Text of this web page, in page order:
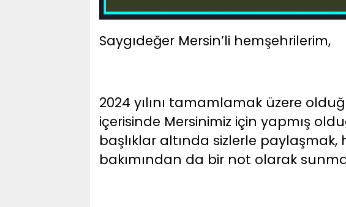
Saygıdeğer Mersin’li hemşehrilerim,
2024 yılını tamamlamak üzere
içerisinde Mersinimiz için yapmış
başlıklar altında sizlerle paylaşmak,
bakımından da bir not olarak